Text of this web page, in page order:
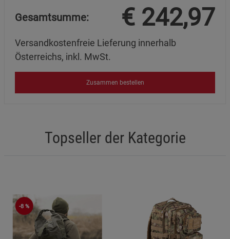
Gesamtsumme: € 242,97
Versandkostenfreie Lieferung innerhalb
Österreichs, inkl. MwSt.
Zusammen bestellen
Topseller der Kategorie
-8 %